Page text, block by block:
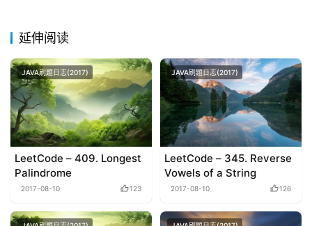
延伸阅读
JAVA刷题日志(2017)
LeetCode – 409. Longest
Palindrome
2017-08-10 123
JAVA刷题日志(2017)
LeetCode – 345. Reverse
Vowels of a String
2017-08-10 126